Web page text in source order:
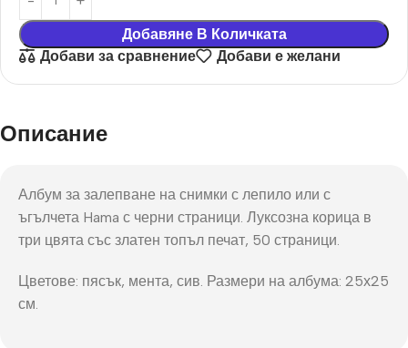
Добавяне В Количката
Добави за сравнение
Добави е желани
Описание
Албум за залепване на снимки с лепило или с
ъгълчета Hama с черни страници. Луксозна корица в
три цвята със златен топъл печат, 50 страници.
Цветове: пясък, мента, сив. Размери на албума: 25х25
см.